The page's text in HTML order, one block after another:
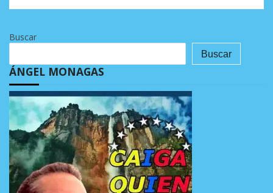
Buscar
Buscar
ÁNGEL MONAGAS